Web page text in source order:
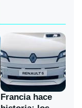
Francia hace